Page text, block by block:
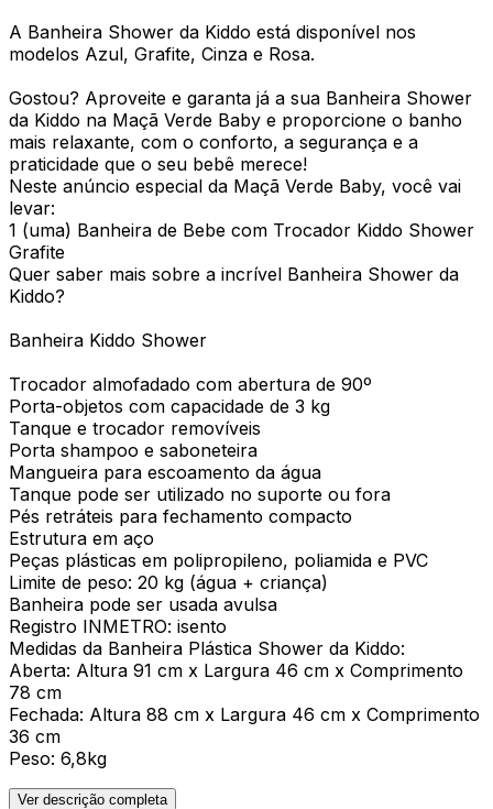
A Banheira Shower da Kiddo está disponível nos
modelos Azul, Grafite, Cinza e Rosa.
Gostou? Aproveite e garanta já a sua Banheira Shower
da Kiddo na Maçã Verde Baby e proporcione o banho
mais relaxante, com o conforto, a segurança e a
praticidade que o seu bebê merece!
Neste anúncio especial da Maçã Verde Baby, você vai
levar:
1 (uma) Banheira de Bebe com Trocador Kiddo Shower
Grafite
Quer saber mais sobre a incrível Banheira Shower da
Kiddo?
Banheira Kiddo Shower
Trocador almofadado com abertura de 90º
Porta-objetos com capacidade de 3 kg
Tanque e trocador removíveis
Porta shampoo e saboneteira
Mangueira para escoamento da água
Tanque pode ser utilizado no suporte ou fora
Pés retráteis para fechamento compacto
Estrutura em aço
Peças plásticas em polipropileno, poliamida e PVC
Limite de peso: 20 kg (água + criança)
Banheira pode ser usada avulsa
Registro INMETRO: isento
Medidas da Banheira Plástica Shower da Kiddo:
Aberta: Altura 91 cm x Largura 46 cm x Comprimento
78 cm
Fechada: Altura 88 cm x Largura 46 cm x Comprimento
36 cm
Peso: 6,8kg
Ver descrição completa